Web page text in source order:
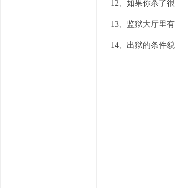
12、如果你杀了
13、监狱大厅里
14、出狱的条件